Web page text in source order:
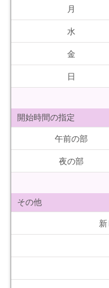
月
水
金
日
開始時間の指定
午前の部
夜の部
その他